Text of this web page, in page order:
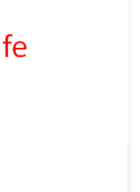
novinar der Elektriker –
– prodavač povrća die